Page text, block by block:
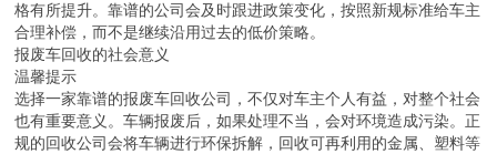
格有所提升。靠谱的公司会及时跟进政策变化，按照新规标准给车主
合理补偿，而不是继续沿用过去的低价策略。
报废车回收的社会意义
温馨提示
选择一家靠谱的报废车回收公司，不仅对车主个人有益，对整个社会
也有重要意义。车辆报废后，如果处理不当，会对环境造成污染。正
规的回收公司会将车辆进行环保拆解，回收可再利用的金属、塑料等